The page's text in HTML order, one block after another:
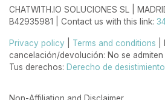
CHATWITH.IO SOLUCIONES SL |
B42935981 | Contact us with this link:
Privacy policy Terms and conditions |
cancelación/devolución: No se
Tus derechos: Derecho de desistimiento